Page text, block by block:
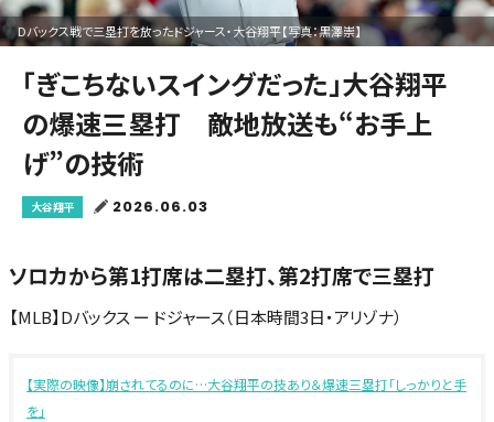
Dバックス戦で三塁打を放ったドジャース・大谷翔平【写真：黒澤崇】
「ぎこちないスイングだった」大谷翔平
の爆速三塁打 敵地放送も“お手上
げ”の技術
大谷翔平 2026.06.03
ソロカから第1打席は二塁打、第2打席で三塁打
【MLB】Dバックス ー ドジャース（日本時間3日・アリゾナ）
【実際の映像】崩されてるのに…大谷翔平の技あり＆爆速三塁打「しっかりと手
を」